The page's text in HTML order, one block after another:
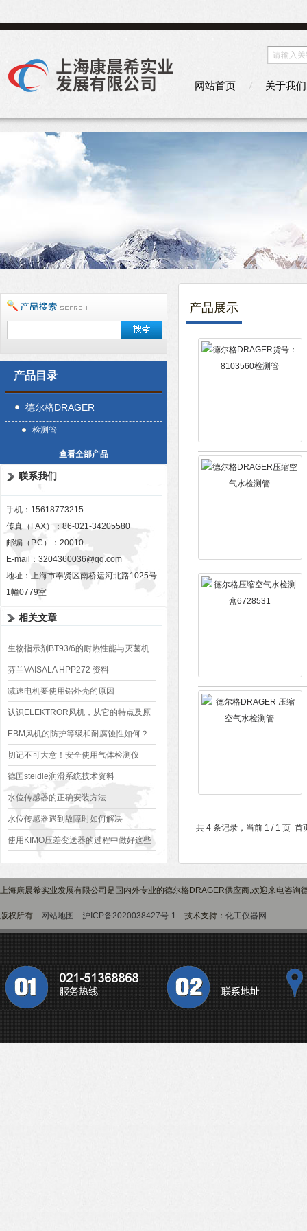
网站首页 关于我们
产品目录
德尔格DRAGER
检测管
查看全部产品
联系我们
手机：15618773215
传真（FAX）：86-021-34205580
邮编（P.C）：20010
E-mail： 3204360036@qq.com
地址：上海市奉贤区南桥运河北路1025号
1幢0779室
相关文章
生物指示剂BT93/6的耐热性能与灭菌机
制解析​
芬兰VAISALA HPP272 资料
减速电机要使用铝外壳的原因
认识ELEKTROR风机，从它的特点及原
理开始
EBM风机的防护等级和耐腐蚀性如何？
切记不可大意！安全使用气体检测仪
德国steidle润滑系统技术资料
水位传感器的正确安装方法
水位传感器遇到故障时如何解决
使用KIMO压差变送器的过程中做好这些
产品展示
共 4 条记录，当前 1 / 1 页
上海康晨希实业发展有限公司是国内外专业的德尔格DRAGER供应商,欢迎来电咨询
版权所有 网站地图 沪ICP备2020038427号-1 技术支持： 化工仪器网